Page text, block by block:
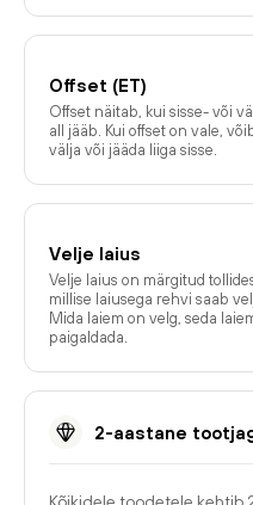
Offset (ET)
Offset näitab, kui sisse- või
all jääb. Kui offset on vale,
välja või jääda liiga sisse.
Velje laius
Velje laius on märgitud
millise laiusega rehvi saab
Mida laiem on velg, seda
paigaldada.
2-aastane